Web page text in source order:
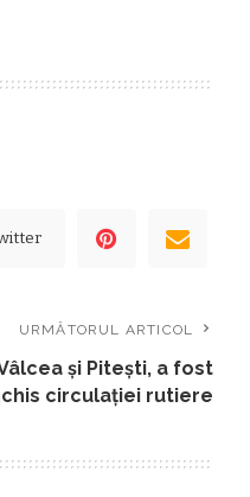
URMĂTORUL ARTICOL
şi Piteşti, a fost
circulaţiei rutiere